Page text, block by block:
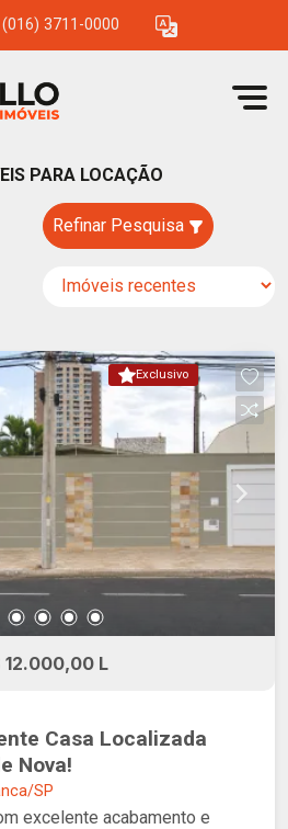
(016) 3711-0000
PARA LOCAÇÃO
Refinar Pesquisa
Exclusivo
12.000,00 L
Casa Localizada
Nova!
SP
excelente acabamento e